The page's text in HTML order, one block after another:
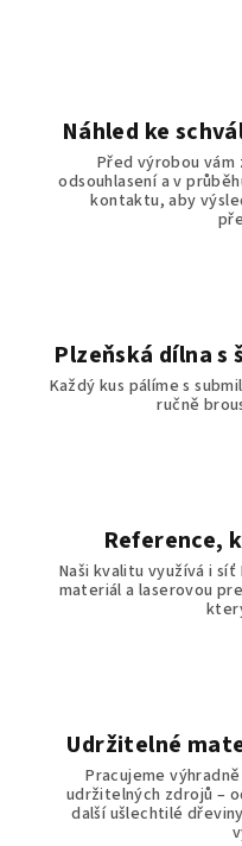
Náhled ke
Před výrobou
odsouhlasení a v
kontaktu, aby
Plzeňská dílna
Každý kus pálíme s
ručně
Reference,
Naši kvalitu využívá i
materiál a laserovou
Udržitelné
Pracujeme
udržitelných zdrojů –
další ušlechtilé